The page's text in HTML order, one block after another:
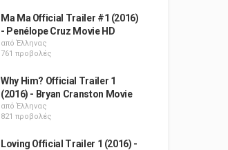
Ma Ma Official Trailer #1 (2016)
- Penélope Cruz Movie HD
απόΈλληνας
761 προβολές
Why Him? Official Trailer 1
(2016) - Bryan Cranston Movie
απόΈλληνας
821 προβολές
Loving Official Trailer 1 (2016) -